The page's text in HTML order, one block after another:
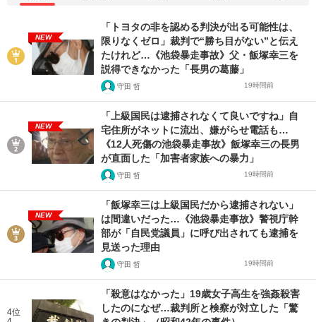
NEW
「トヨタの非を認める判決が出る可能性は、
限りなくゼロ」裁判で“勝ち目がない”と伝え
たけれど…《池袋暴走事故》父・飯塚幸三を
説得できなかった「長男の葛藤」
守田 哲 19時間前
NEW
「上級国民は逮捕されなくて良いですね」自
宅住所がネットに流出、嫌がらせ電話も…
《12人死傷の池袋暴走事故》飯塚幸三の長男
が直面した「加害者家族への暴力」
守田 哲 19時間前
NEW
「飯塚幸三は上級国民だから逮捕されない」
は間違いだった…《池袋暴走事故》警視庁幹
部が「自民党議員」に呼び出されても逮捕を
見送った理由
守田 哲 19時間前
4位
「殺意はなかった」19歳女子高生を強姦殺害
したのになぜ…裁判所と検察が対立した「驚